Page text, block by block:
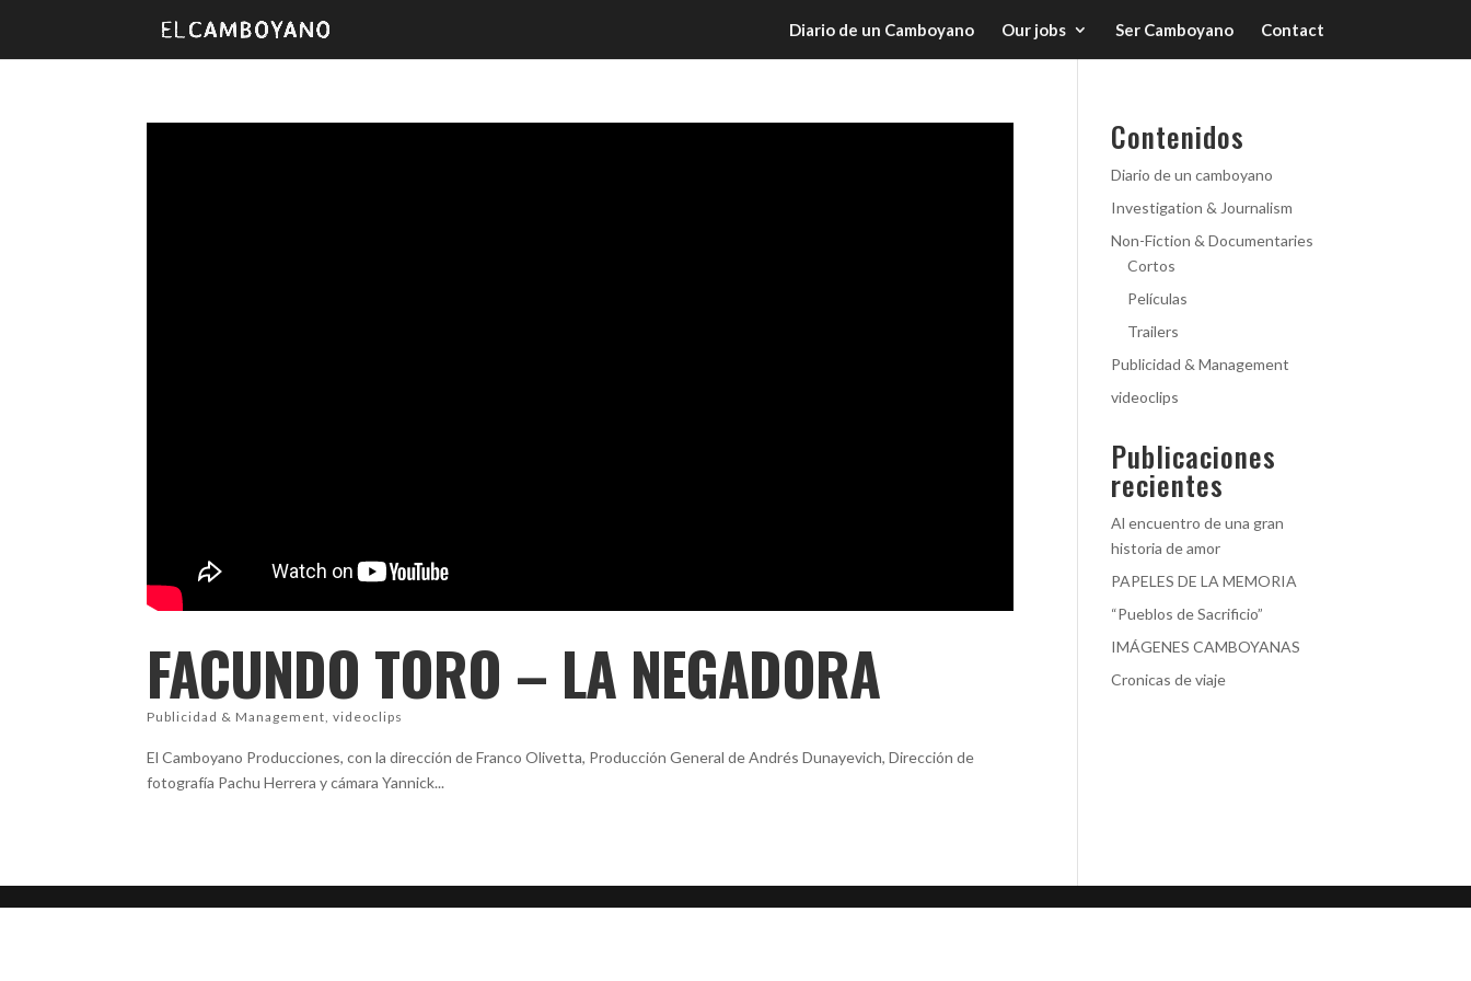
Diario de un Camboyano Our jobs Ser Camboyano Contact
FACUNDO TORO – LA NEGADORA
Publicidad & Management ,videoclips
El Camboyano Producciones, con la dirección de Franco Olivetta, Producción General de Andrés Dunayevich, Dirección de
fotografía Pachu Herrera y cámara Yannick...
Contenidos
Diario de un camboyano
Investigation & Journalism
Non-Fiction & Documentaries
Cortos
Películas
Trailers
Publicidad & Management
videoclips
Publicaciones
recientes
Al encuentro de una gran
historia de amor
PAPELES DE LA MEMORIA
“Pueblos de Sacrificio”
IMÁGENES CAMBOYANAS
Cronicas de viaje